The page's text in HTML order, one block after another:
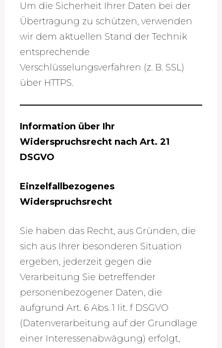
Um die Sicherheit Ihrer Daten bei der
Übertragung zu schützen, verwenden
wir dem aktuellen Stand der Technik
entsprechende
Verschlüsselungsverfahren (z. B. SSL)
über HTTPS.
Information über Ihr
Widerspruchsrecht nach Art. 21
DSGVO
Einzelfallbezogenes
Widerspruchsrecht
Sie haben das Recht, aus Gründen, die
sich aus Ihrer besonderen Situation
ergeben, jederzeit gegen die
Verarbeitung Sie betreffender
personenbezogener Daten, die
aufgrund Art. 6 Abs. 1 lit. f DSGVO
(Datenverarbeitung auf der Grundlage
einer Interessenabwägung) erfolgt,